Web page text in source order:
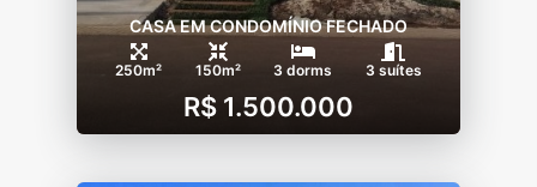
CASA EM CONDOMÍNIO FECHADO
250m² 150m² 3 dorms 3 suítes
R$ 1.500.000